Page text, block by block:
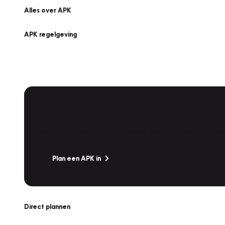
Alles over APK
APK regelgeving
Plan een APK in
Direct plannen